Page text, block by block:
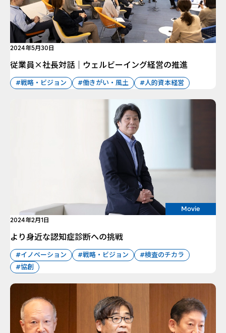
2024年5月30日
従業員×社長対話｜ウェルビーイング経営の推進
#戦略・ビジョン #働きがい・風土 #人的資本経営
Movie
2024年2月1日
より身近な認知症診断への挑戦
#イノベーション #戦略・ビジョン
#検査のチカラ
#協創